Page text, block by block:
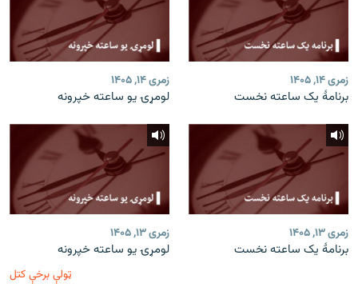
زمری ۱۴, ۱۴۰۵
برنامۀ یک ساعته نخست
زمری ۱۴, ۱۴۰۵
لومړۍ یو ساعته خپرونه
زمری ۱۳, ۱۴۰۵
برنامۀ یک ساعته نخست
زمری ۱۳, ۱۴۰۵
لومړۍ یو ساعته خپرونه
ټولې برخې کتل